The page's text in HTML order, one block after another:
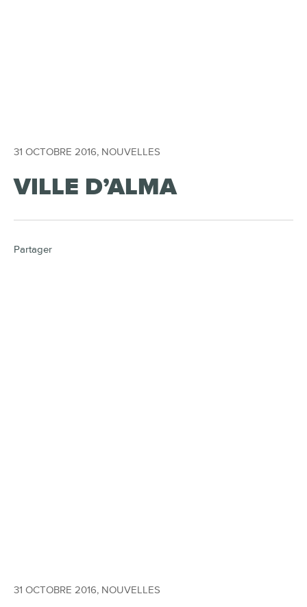
31 OCTOBRE 2016, NOUVELLES
VILLE D’ALMA
Partager
31 OCTOBRE 2016, NOUVELLES